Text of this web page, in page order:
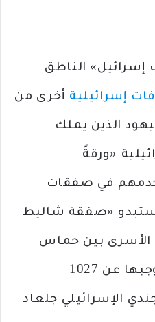
إسرائيل» الناطق
إسرائيلية أخرى من
الذين يملك
«ورقةً
في صفقات
ستبدو «صفقة شاليط
الأسرى بين حماس
وإسرائيل والتي أفرج بموجبها عن 1027
الإسرائيلي جلعاد